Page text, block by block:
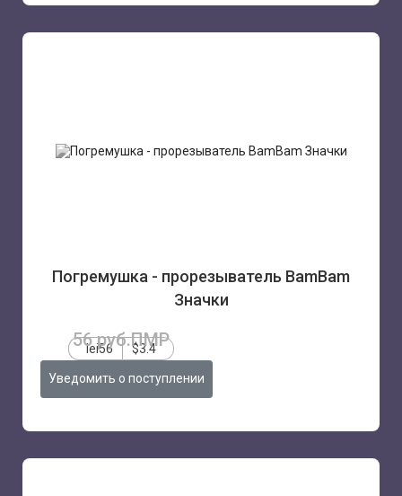
Погремушка - прорезыватель BamBam
Значки
56 руб.ПМР
lei56 $3.4
Уведомить о поступлении